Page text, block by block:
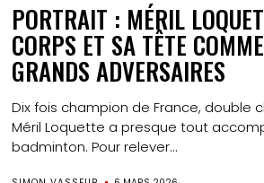
PORTRAIT : MÉRIL
CORPS ET SA TÊTE
GRANDS ADVERSAIRES
Dix fois champion de France, double
Méril Loquette a presque tout
badminton. Pour relever...